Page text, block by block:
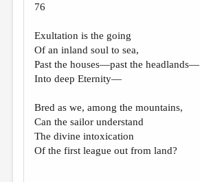
КНИЖНАЯ ПОЛКА
ОБЗОР ЛИТЕРАТУРЫ
ОБЪЯВЛЕНИЯ
76
Exultation is the going
Of an inland soul to sea,
Past the houses—past the headlands—
Into deep Eternity—
Bred as we, among the mountains,
Can the sailor understand
The divine intoxication
Of the first league out from land?